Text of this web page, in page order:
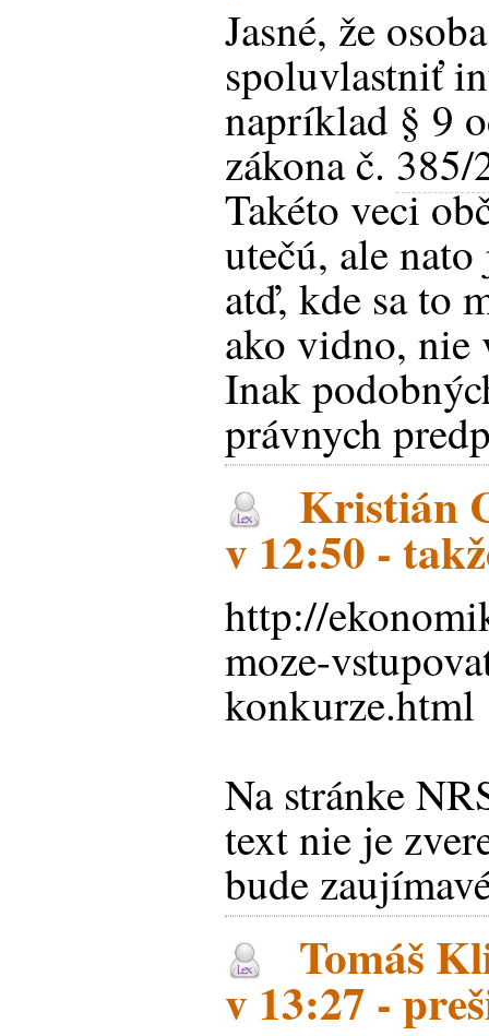
Jasné, že
spoluvlastniť
napríklad § 9
zákona č. 385/
Takéto veci
utečú, ale
atď, kde sa to
ako vidno, nie
Inak
právnych
Kristián
v 12:50 -
http://
moze-
konkurze.html
Na stránke
text nie je
bude
Tomáš
v 13:27 -